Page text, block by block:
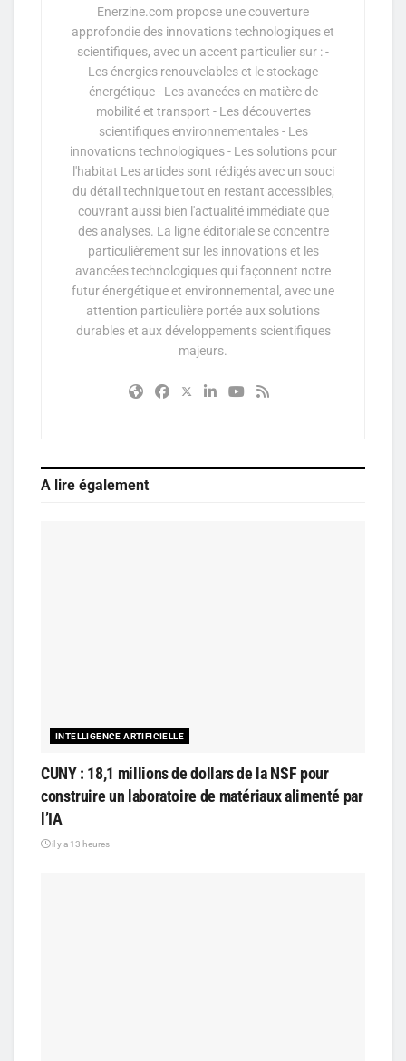
Enerzine.com propose une couverture
approfondie des innovations technologiques et
scientifiques, avec un accent particulier sur : -
Les énergies renouvelables et le stockage
énergétique - Les avancées en matière de
mobilité et transport - Les découvertes
scientifiques environnementales - Les
innovations technologiques - Les solutions pour
l'habitat Les articles sont rédigés avec un souci
du détail technique tout en restant accessibles,
couvrant aussi bien l'actualité immédiate que
des analyses. La ligne éditoriale se concentre
particulièrement sur les innovations et les
avancées technologiques qui façonnent notre
futur énergétique et environnemental, avec une
attention particulière portée aux solutions
durables et aux développements scientifiques
majeurs.
A lire également
INTELLIGENCE ARTIFICIELLE
CUNY : 18,1 millions de dollars de la NSF pour
construire un laboratoire de matériaux alimenté par
l’IA
il y a 13 heures